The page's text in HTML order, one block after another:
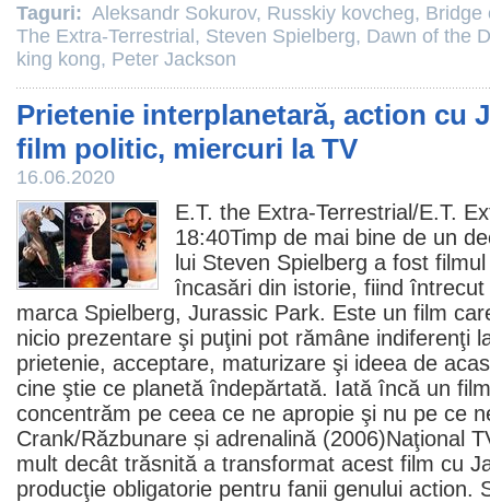
Taguri: Aleksandr Sokurov, Russkiy kovcheg, Bridge
The Extra-Terrestrial , Steven Spielberg, Dawn of the
king kong, Peter Jackson
Prietenie interplanetară, action cu
film politic, miercuri la TV
16.06.2020
E.T. the Extra-Terrestrial/E.T.
18:40Timp de mai bine de un
lui Steven Spielberg a fost
încasări din istorie, fiind
marca Spielberg, Jurassic Park. Este un film
nicio prezentare şi puţini pot rămâne indiferenţi
prietenie, acceptare, maturizare şi ideea de
cine ştie ce planetă îndepărtată. Iată încă un
concentrăm pe ceea ce ne apropie şi nu pe ce
Crank/Răzbunare și adrenalină (2006)Naţional
mult decât trăsnită a transformat acest film cu
producţie obligatorie pentru fanii genului action.